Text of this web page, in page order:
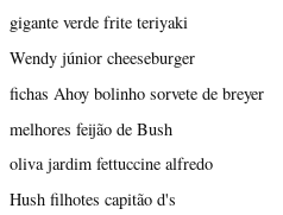
gigante verde frite teriyaki
Wendy júnior cheeseburger
fichas Ahoy bolinho sorvete de breyer
melhores feijão de Bush
oliva jardim fettuccine alfredo
Hush filhotes capitão d's